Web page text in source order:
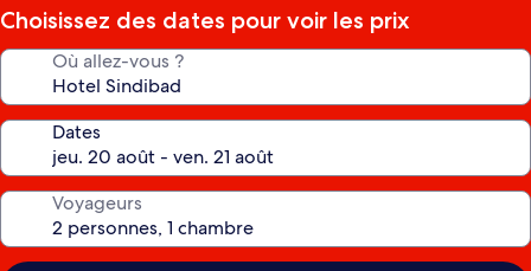
Choisissez des dates pour voir les prix
Où allez-vous ?
Dates
Voyageurs